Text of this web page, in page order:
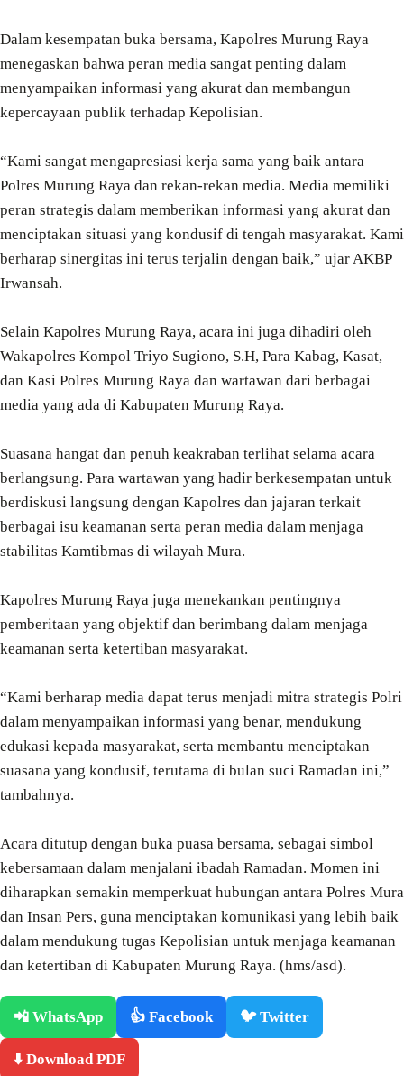
Dalam kesempatan buka bersama, Kapolres Murung Raya
menegaskan bahwa peran media sangat penting dalam
menyampaikan informasi yang akurat dan membangun
kepercayaan publik terhadap Kepolisian.
“Kami sangat mengapresiasi kerja sama yang baik antara
Polres Murung Raya dan rekan-rekan media. Media memiliki
peran strategis dalam memberikan informasi yang akurat dan
menciptakan situasi yang kondusif di tengah masyarakat. Kami
berharap sinergitas ini terus terjalin dengan baik,” ujar AKBP
Irwansah.
Selain Kapolres Murung Raya, acara ini juga dihadiri oleh
Wakapolres Kompol Triyo Sugiono, S.H, Para Kabag, Kasat,
dan Kasi Polres Murung Raya dan wartawan dari berbagai
media yang ada di Kabupaten Murung Raya.
Suasana hangat dan penuh keakraban terlihat selama acara
berlangsung. Para wartawan yang hadir berkesempatan untuk
berdiskusi langsung dengan Kapolres dan jajaran terkait
berbagai isu keamanan serta peran media dalam menjaga
stabilitas Kamtibmas di wilayah Mura.
Kapolres Murung Raya juga menekankan pentingnya
pemberitaan yang objektif dan berimbang dalam menjaga
keamanan serta ketertiban masyarakat.
“Kami berharap media dapat terus menjadi mitra strategis Polri
dalam menyampaikan informasi yang benar, mendukung
edukasi kepada masyarakat, serta membantu menciptakan
suasana yang kondusif, terutama di bulan suci Ramadan ini,”
tambahnya.
Acara ditutup dengan buka puasa bersama, sebagai simbol
kebersamaan dalam menjalani ibadah Ramadan. Momen ini
diharapkan semakin memperkuat hubungan antara Polres Mura
dan Insan Pers, guna menciptakan komunikasi yang lebih baik
dalam mendukung tugas Kepolisian untuk menjaga keamanan
dan ketertiban di Kabupaten Murung Raya. (hms/asd).
📲 WhatsApp 👍 Facebook 🐦 Twitter
⬇️ Download PDF